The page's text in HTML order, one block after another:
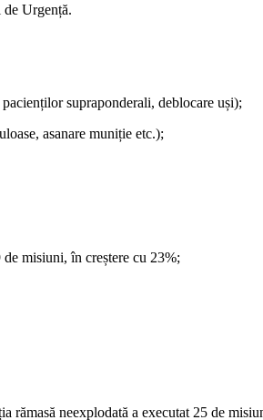
de Urgență.
supraponderali, deblocare uși);
asanare muniție etc.);
misiuni, în creștere cu 23%;
neexplodată a executat 25 de